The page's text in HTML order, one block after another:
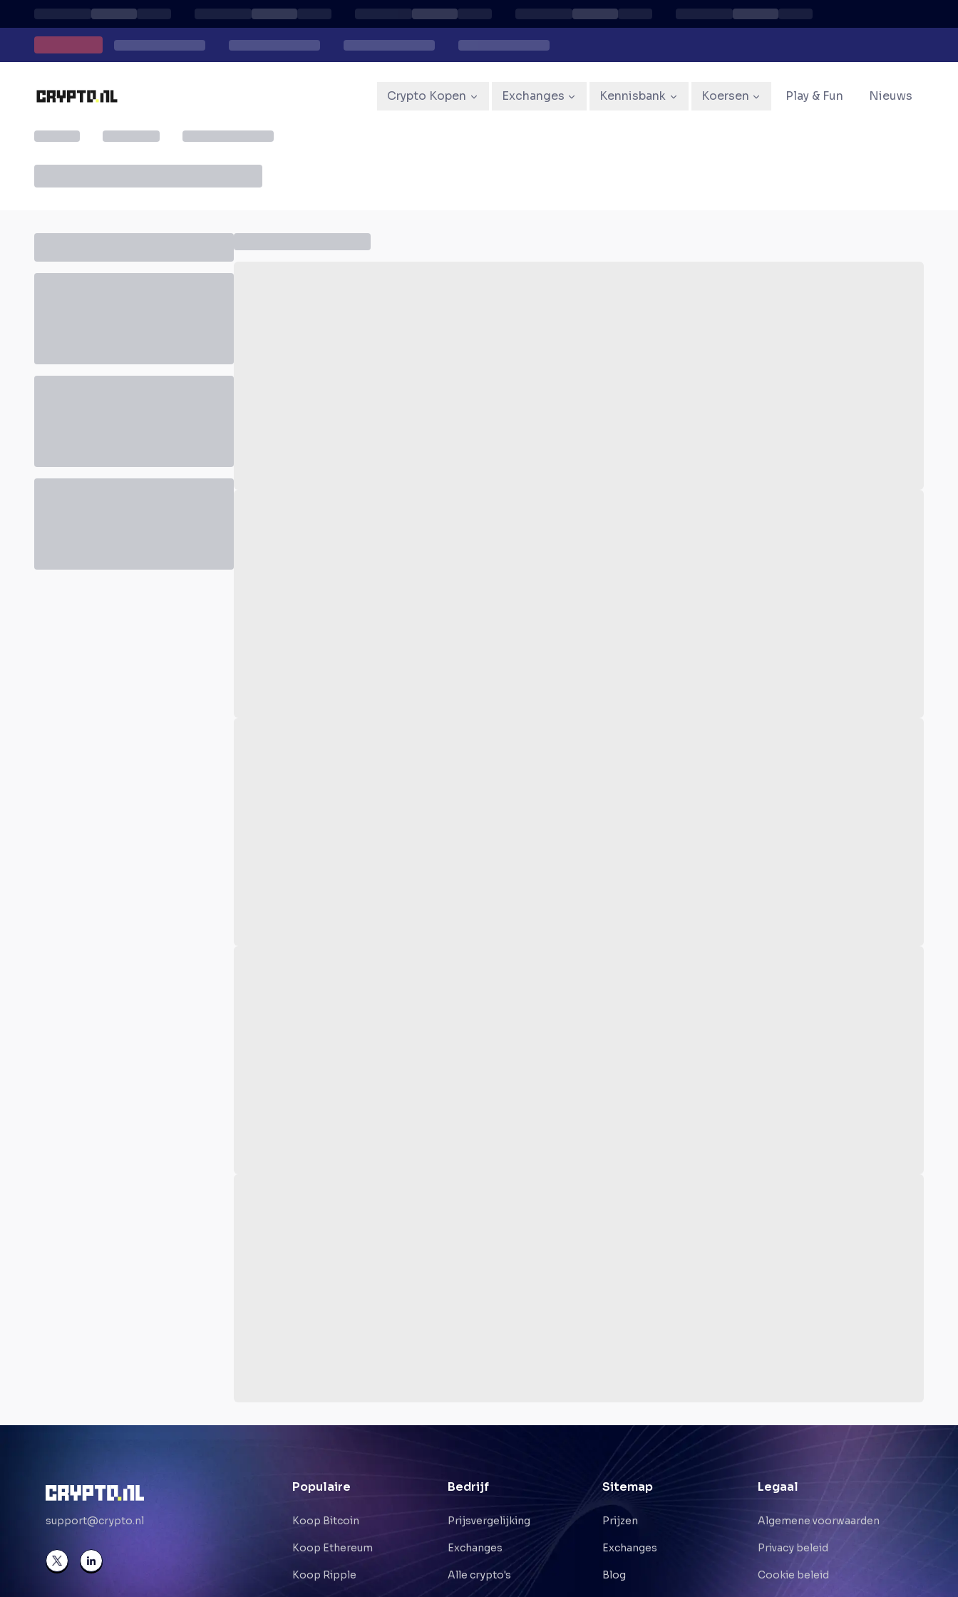
Crypto Kopen Exchanges Kennisbank Koersen Play & Fun Nieuws
support@crypto.nl
Populaire
Koop Bitcoin
Koop Ethereum
Koop Ripple
Bedrijf
Prijsvergelijking
Exchanges
Alle crypto's
Sitemap
Prijzen
Exchanges
Blog
Legaal
Algemene voorwaarden
Privacy beleid
Cookie beleid